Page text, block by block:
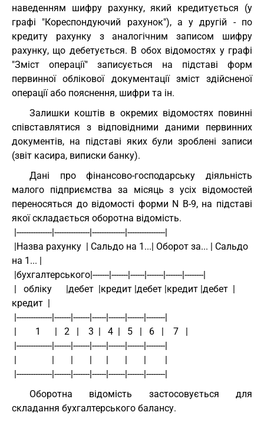
наведенням шифру рахунку, який кредитується (у
графі "Кореспондуючий рахунок"), а у другій - по
кредиту рахунку з аналогічним записом шифру
рахунку, що дебетується. В обох відомостях у графі
"Зміст операції" записується на підставі форм
первинної облікової документації зміст здійсненої
операції або пояснення, шифри та ін.
Залишки коштів в окремих відомостях повинні
співставлятися з відповідними даними первинних
документів, на підставі яких були зроблені записи
(звіт касира, виписки банку).
Дані про фінансово-господарську діяльність
малого підприємства за місяць з усіх відомостей
переносяться до відомості форми N В-9, на підставі
якої складається оборотна відомість.
|---------------|---------------|--------------|----------------|
на 1... |
|бухгалтерського|-------|-------|------|-------|-------|--------|
кредит  |
|---------------|-------|-------|------|-------|-------|--------|
|        1      |   2   |    3  |   4  |   5   |   6   |    7   |
|---------------|-------|-------|------|-------|-------|--------|
|               |       |       |      |       |       |        |
|---------------|-------|-------|------|-------|-------|--------|
Оборотна відомість застосовується для
складання бухгалтерського балансу.